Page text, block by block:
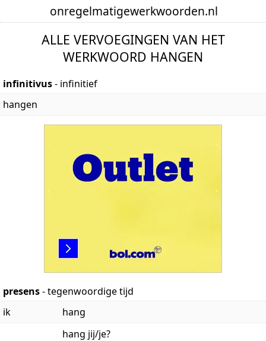
onregelmatigewerkwoorden.nl
ALLE VERVOEGINGEN VAN HET
WERKWOORD HANGEN
infinitivus- infinitief
hangen
presens- tegenwoordige tijd
ik
hang
hang jij/je?